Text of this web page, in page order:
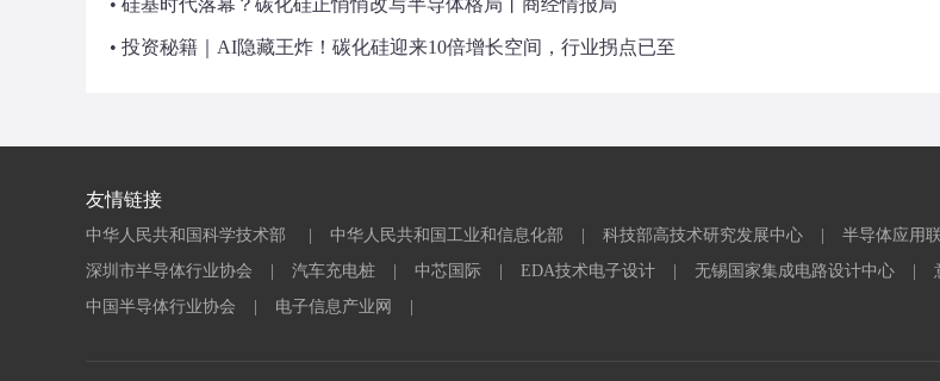
• 硅基时代落幕？碳化硅正悄悄改写半导体格局丨商经情报局
• 投资秘籍｜AI隐藏王炸！碳化硅迎来10倍增长空间，行业拐点已至
友情链接
中华人民共和国科学技术部 中华人民共和国工业和信息化部 科技部高技术研究发展中心 半导体应用
深圳市半导体行业协会
汽车充电桩 中芯国际 EDA技术电子设计 无锡国家集成电路设计中心
中国半导体行业协会
电子信息产业网